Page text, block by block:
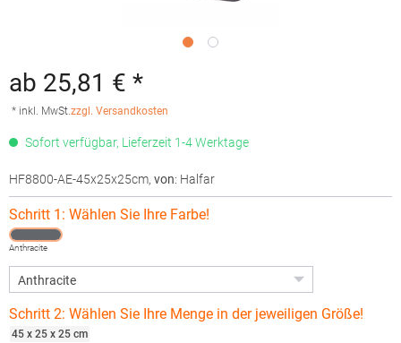
ab 25,81 € *
* inkl. MwSt.zzgl. Versandkosten
Sofort verfügbar, Lieferzeit 1-4 Werktage
HF8800-AE-45x25x25cm, von: Halfar
Schritt 1: Wählen Sie Ihre Farbe!
Anthracite
Schritt 2: Wählen Sie Ihre Menge in der jeweiligen Größe!
45 x 25 x 25 cm